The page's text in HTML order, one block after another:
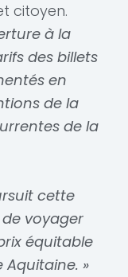
citoyen.
à la
des billets
en
de la
de la
cette
voyager
équitable
Aquitaine. »